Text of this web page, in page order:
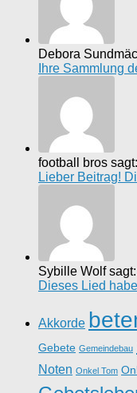
Debora
Ihre Sammlung
football bros sagt:
Lieber Beitrag!
Sybille Wolf sagt:
Dieses Lied
Akkorde
Gebete Gemeindebau
Noten Onkel Tom